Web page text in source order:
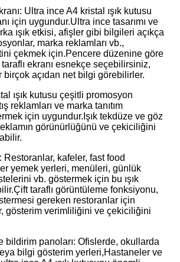
Ultra ince A4 kristal ışık kutusu
için uygundur.Ultra ince tasarımı ve
ışık etkisi, afişler gibi bilgileri açıkça
marka reklamları vb.,
çekmek için.Pencere düzenine göre
ekranı esnekçe seçebilirsiniz,
birçok açıdan net bilgi görebilirler.
ışık kutusu çeşitli promosyon
reklamları ve marka tanıtım
için uygundur.Işık tekdüze ve göz
görünürlüğünü ve çekiciliğini
kafeler, fast food
yemek yerleri, menüleri, günlük
vb. göstermek için bu ışık
taraflı görüntüleme fonksiyonu,
gereken restoranlar için
gösterim verimliliğini ve çekiciliğini
bildirim panoları: Ofislerde, okullarda
bilgi gösterim yerleri,Hastaneler ve